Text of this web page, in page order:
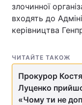
злочинної
входять до
керівництва
ЧИТАЙТЕ ТАКОЖ
Прокурор
Луценко
«Чому ти не